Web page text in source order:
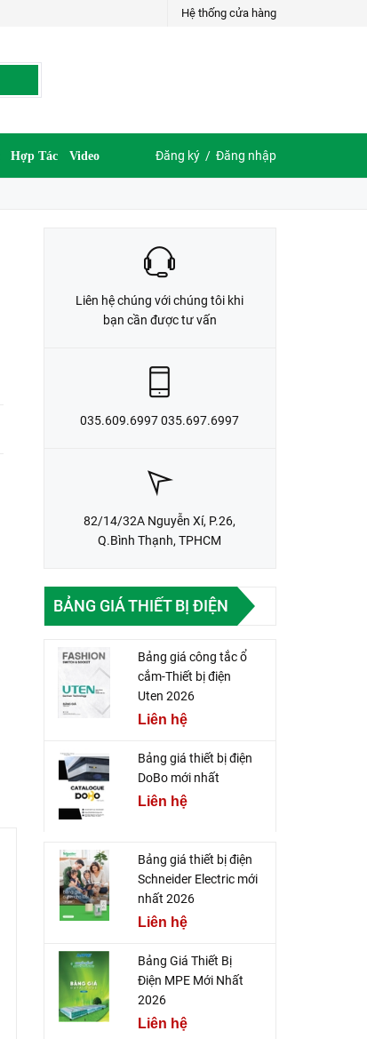
Hệ thống cửa hàng
Hợp Tác Video Đăng ký / Đăng nhập
LIÊN HỆ ĐẶT HÀNG
Liên hệ chúng với chúng tôi khi
bạn cần được tư vấn
035.609.6997 035.697.6997
82/14/32A Nguyễn Xí, P.26,
Q.Bình Thạnh, TPHCM
BẢNG GIÁ THIẾT BỊ ĐIỆN
Bảng giá công tắc ổ
cắm-Thiết bị điện
Uten 2026
Liên hệ
Bảng giá thiết bị điện
DoBo mới nhất
Liên hệ
Bảng giá thiết bị điện
Schneider Electric mới
nhất 2026
Liên hệ
Bảng Giá Thiết Bị
Điện MPE Mới Nhất
2026
Liên hệ